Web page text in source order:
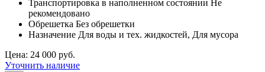
Транспортировка в наполненном состоянии Не
рекомендовано
Обрешетка Без обрешетки
Назначение Для воды и тех. жидкостей, Для мусора
Цена: 24 000 руб.
Уточнить наличие